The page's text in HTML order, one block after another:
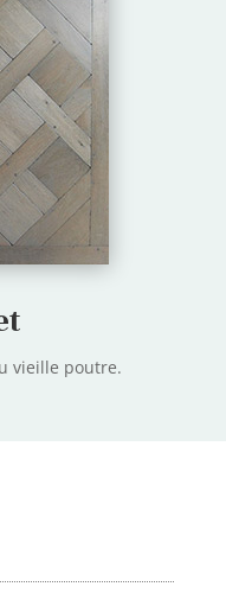
vieille poutre.